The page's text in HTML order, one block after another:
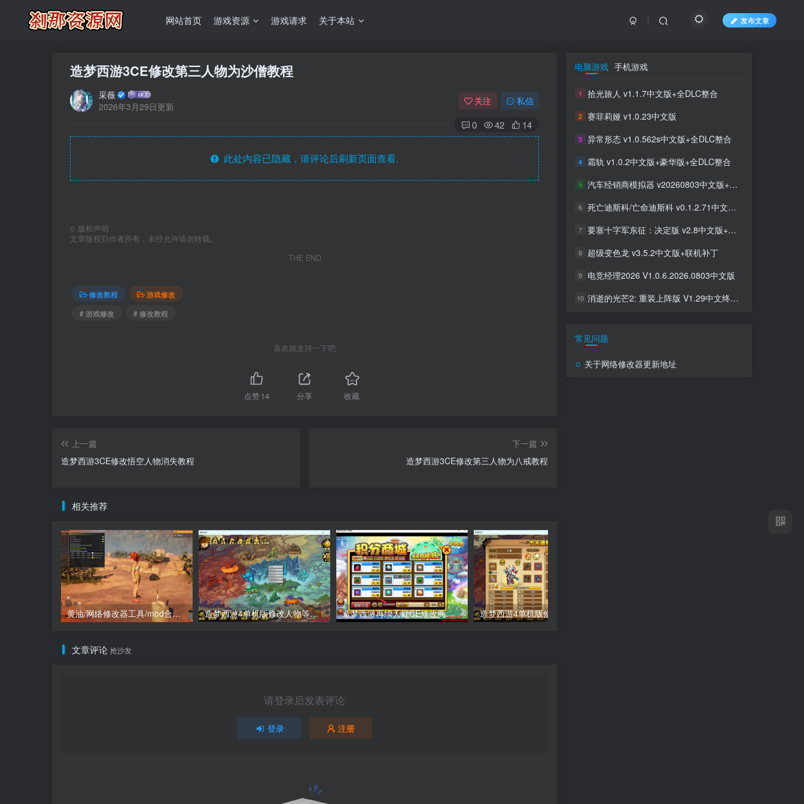
网站首页 游戏资源 游戏请求 关于本站 发布文章
造梦西游3CE修改第三人物为沙僧教程
采薇
2026年3月29日更新
关注 私信
0 42 14
此处内容已隐藏，请评论后刷新页面查看.
© 版权声明
文章版权归作者所有，未经允许请勿转载。
THE END
修改教程
游戏修改
# 游戏修改
# 修改教程
喜欢就支持一下吧
点赞14 分享 收藏
上一篇
造梦西游3CE修改悟空人物消失教程
下一篇
造梦西游3CE修改第三人物为八戒教程
相关推荐
黄油/网络修改器工具/mod合集（点进来查看） 造梦西游4单机版修改人物等级教程 造梦西游再续天庭CE修改商城积分教程
文章评论 抢沙发
请登录后发表评论
登录 注册
电脑游戏 手机游戏
1 拾光旅人 v1.1.7中文版+全DLC整合
2 赛菲莉娅 v1.0.23中文版
3 异常形态 v1.0.562s中文版+全DLC整合
4 霜轨 v1.0.2中文版+豪华版+全DLC整合
5 汽车经销商模拟器 v20260803中文版+全DLC整合
6 死亡迪斯科/亡命迪斯科 v0.1.2.71中文版+全DLC整合
7 要塞十字军东征：决定版 v2.8中文版+全DLC整合
8 超级变色龙 v3.5.2中文版+联机补丁
9 电竞经理2026 V1.0.6.2026.0803中文版
10 消逝的光芒2: 重装上阵版 V1.29中文终极版+全DLC整合
常见问题
关于网络修改器更新地址